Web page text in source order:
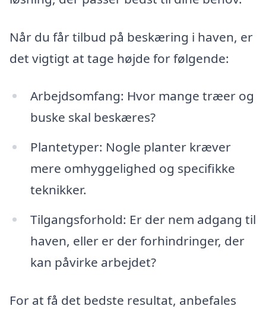
Når du får tilbud på beskæring i haven, er
det vigtigt at tage højde for følgende:
Arbejdsomfang: Hvor mange træer og
buske skal beskæres?
Plantetyper: Nogle planter kræver
mere omhyggelighed og specifikke
teknikker.
Tilgangsforhold: Er der nem adgang til
haven, eller er der forhindringer, der
kan påvirke arbejdet?
For at få det bedste resultat, anbefales